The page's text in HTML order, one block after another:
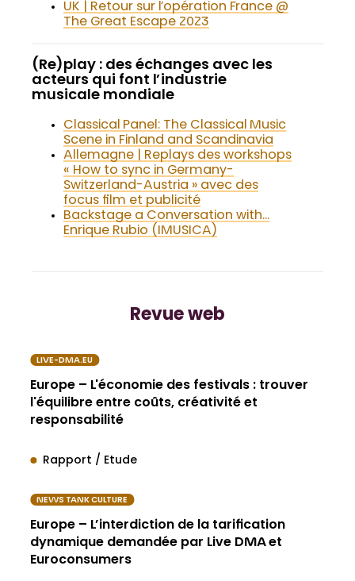
UK | Retour sur l’opération France @
The Great Escape 2023
(Re)play : des échanges avec les
acteurs qui font l’industrie
musicale mondiale
Classical Panel: The Classical Music
Scene in Finland and Scandinavia
Allemagne | Replays des workshops
« How to sync in Germany-
Switzerland-Austria » avec des
focus film et publicité
Backstage a Conversation with…
Enrique Rubio (IMUSICA)
Revue web
LIVE-DMA.EU
Europe – L'économie des festivals : trouver
l'équilibre entre coûts, créativité et
responsabilité
Rapport / Etude
NEWS TANK CULTURE
Europe – L’interdiction de la tarification
dynamique demandée par Live DMA et
Euroconsumers